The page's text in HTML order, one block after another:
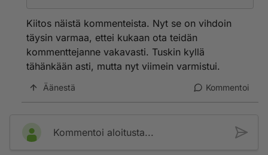
Kiitos näistä kommenteista. Nyt se on vihdoin
täysin varmaa, ettei kukaan ota teidän
kommenttejanne vakavasti. Tuskin kyllä
tähänkään asti, mutta nyt viimein varmistui.
Äänestä Kommentoi
Kommentoi aloitusta...